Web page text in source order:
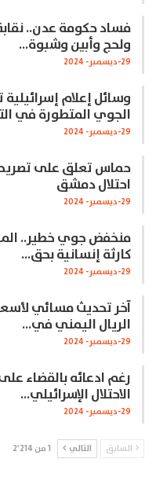
فساد حكومة عدن..
ولحج وأبين وشبوة…
29-ديسمبر- 2024
وسائل إعلام
الجوي المتطورة في
29-ديسمبر- 2024
حماس تعلق على
احتلال دمشق
29-ديسمبر- 2024
منخفض جوي خطير..
كارثة إنسانية بحق…
29-ديسمبر- 2024
آخر تحديث مسائي
الريال اليمني في…
29-ديسمبر- 2024
رغم ادعائه بالقضاء
الاحتلال الإسرائيلي…
29-ديسمبر- 2024
السابق التالي 1 من 2٬214